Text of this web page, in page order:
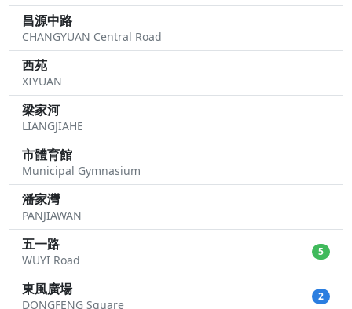
昌源中路
CHANGYUAN Central Road
西苑
XIYUAN
梁家河
LIANGJIAHE
市體育館
Municipal Gymnasium
潘家灣
PANJIAWAN
五一路
WUYI Road
5
東風廣場
DONGFENG Square
2